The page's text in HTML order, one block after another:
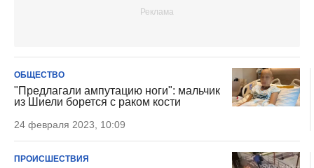
ОБЩЕСТВО
"Предлагали ампутацию ноги": мальчик
из Шиели борется с раком кости
24 февраля 2023, 10:09
ПРОИСШЕСТВИЯ